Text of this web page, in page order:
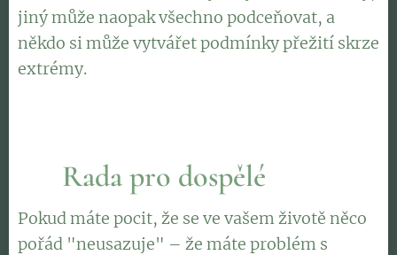
jiný může naopak všechno podceňovat, a
někdo si může vytvářet podmínky přežití skrze
extrémy.
Rada pro dospělé
Pokud máte pocit, že se ve vašem životě něco
pořád "neusazuje" – že máte problém s